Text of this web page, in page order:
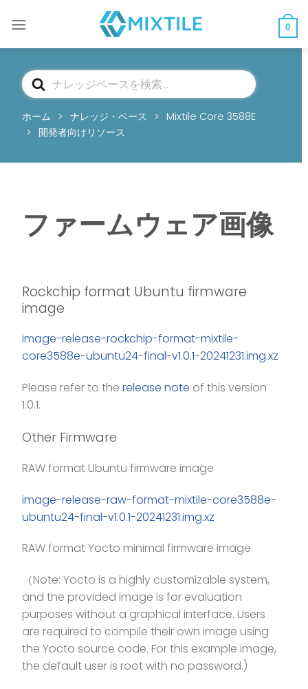
プ
0
検
索
ホーム
ナレッジ・ベース
Mixtile Core 3588E
開発者向けリソース
ファームウェア画像
Rockchip format Ubuntu firmware
image
image-release-rockchip-format-mixtile-
core3588e-ubuntu24-final-v1.0.1-20241231.img.xz
Please refer to the release note of this version
1.0.1.
Other Firmware
RAW format Ubuntu firmware image
image-release-raw-format-mixtile-core3588e-
ubuntu24-final-v1.0.1-20241231.img.xz
RAW format Yocto minimal firmware image
（Note: Yocto is a highly customizable system,
and the provided image is for evaluation
purposes without a graphical interface. Users
are required to compile their own image using
the Yocto source code. For this example image,
the default user is root with no password.)